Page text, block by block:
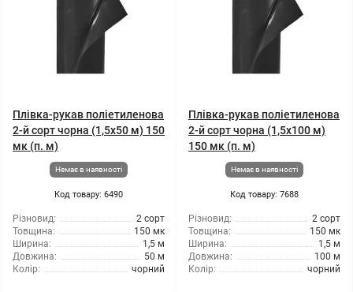
Плівка-рукав поліетиленова
2-й сорт чорна (1,5x50 м) 150
мк (п. м)
Немає в наявності
Код товару: 6490
Різновид:
2 сорт
Товщина:
150 мк
Ширина:
1,5 м
Довжина:
50 м
Колір:
чорний
Плівка-рукав поліетиленова
2-й сорт чорна (1,5x100 м)
150 мк (п. м)
Немає в наявності
Код товару: 7688
Різновид:
2 сорт
Товщина:
150 мк
Ширина:
1,5 м
Довжина:
100 м
Колір:
чорний